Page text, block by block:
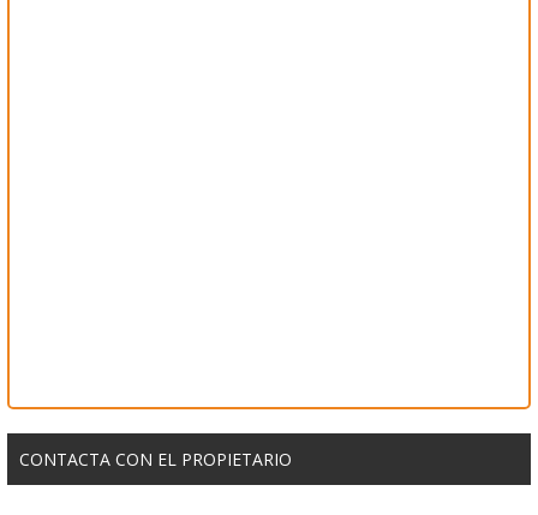
CONTACTA CON EL PROPIETARIO